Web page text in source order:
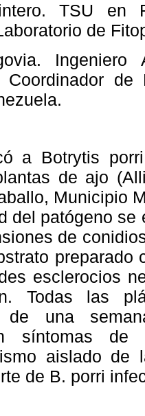
TSU en
de
Ingeniero
Coordinador
a Botrytis
de ajo
Municipio
del patógeno
de
preparado
esclerocios
Todas las
de una
síntomas
aislado
de B. porri